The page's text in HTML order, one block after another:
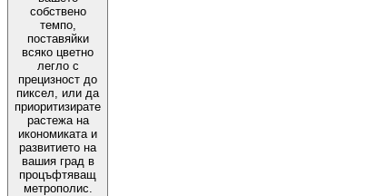
собствено
темпо,
поставяйки
всяко цветно
легло с
прецизност до
пиксел, или да
приоритизирате
растежа на
икономиката и
развитието на
вашия град в
процъфтяващ
метрополис.